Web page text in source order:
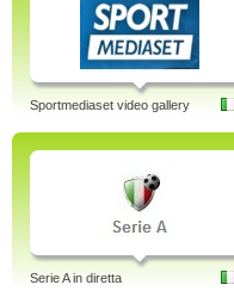
Sportmediaset video gallery
Serie A in diretta